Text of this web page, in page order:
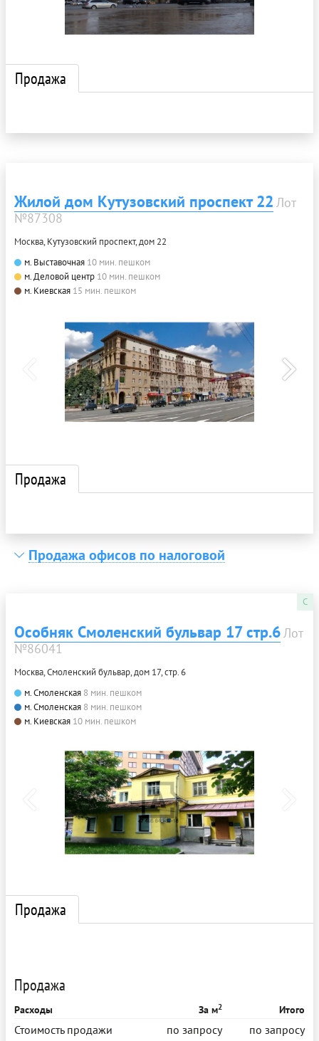
Продажа
Жилой дом Кутузовский проспект 22 Лот
№87308
Москва, Кутузовский проспект, дом 22
м. Выставочная 10 мин. пешком
м. Деловой центр 10 мин. пешком
м. Киевская 15 мин. пешком
Продажа
Продажа офисов по налоговой
C
Особняк Смоленский бульвар 17 стр.6Лот
№86041
Москва, Смоленский бульвар, дом 17, стр. 6
м. Смоленская 8 мин. пешком
м. Смоленская 8 мин. пешком
м. Киевская 10 мин. пешком
Продажа
Продажа
Расходы За м2 Итого
Стоимость продажи по запросу по запросу